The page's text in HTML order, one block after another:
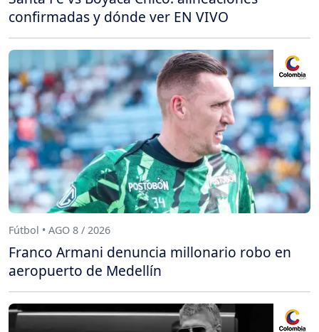
confirmadas y dónde ver EN VIVO
Fútbol • AGO 8 / 2026
Franco Armani denuncia millonario robo en
aeropuerto de Medellín